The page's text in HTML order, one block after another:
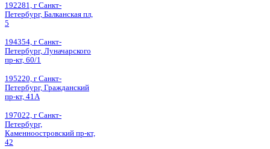
192281, г Санкт-
Петербург, Балканская пл,
5
194354, г Санкт-
Петербург, Луначарского
пр-кт, 60/1
195220, г Санкт-
Петербург, Гражданский
пр-кт, 41А
197022, г Санкт-
Петербург,
Каменноостровский пр-кт,
42